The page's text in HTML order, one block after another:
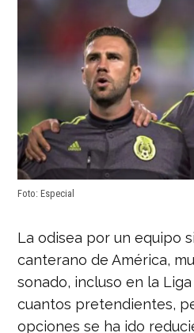
Foto: Especial
La odisea por un equipo
canterano de América,
sonado, incluso en la
cuantos pretendientes,
opciones se ha ido